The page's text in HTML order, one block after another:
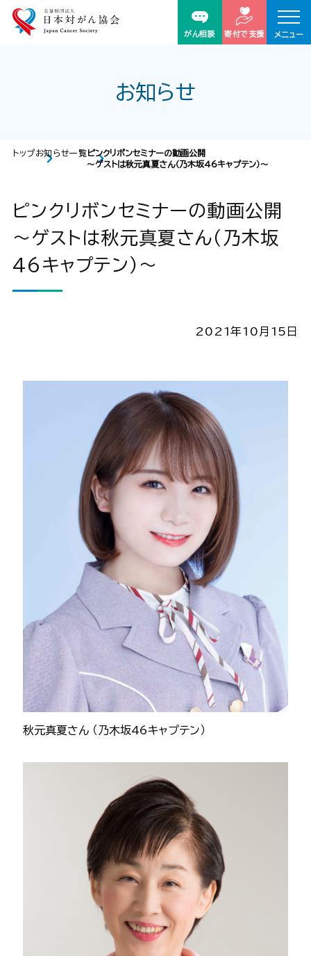
がん相談 寄付で支援 メニュー
お知らせ
トップお知らせ一覧ピンクリボンセミナーの動画公開
～ゲストは秋元真夏さん（乃木坂46キャプテン）～
ピンクリボンセミナーの動画公開
～ゲストは秋元真夏さん（乃木坂
46キャプテン）～
2021年10月15日
秋元真夏さん （乃木坂46キャプテン）